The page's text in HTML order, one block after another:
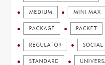
MEDIUM MINI MAX
PACKAGE PACKET
REGULATOR SOCIAL
STANDARD